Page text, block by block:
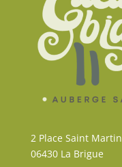
2 Place Saint Martin
06430 La Brigue